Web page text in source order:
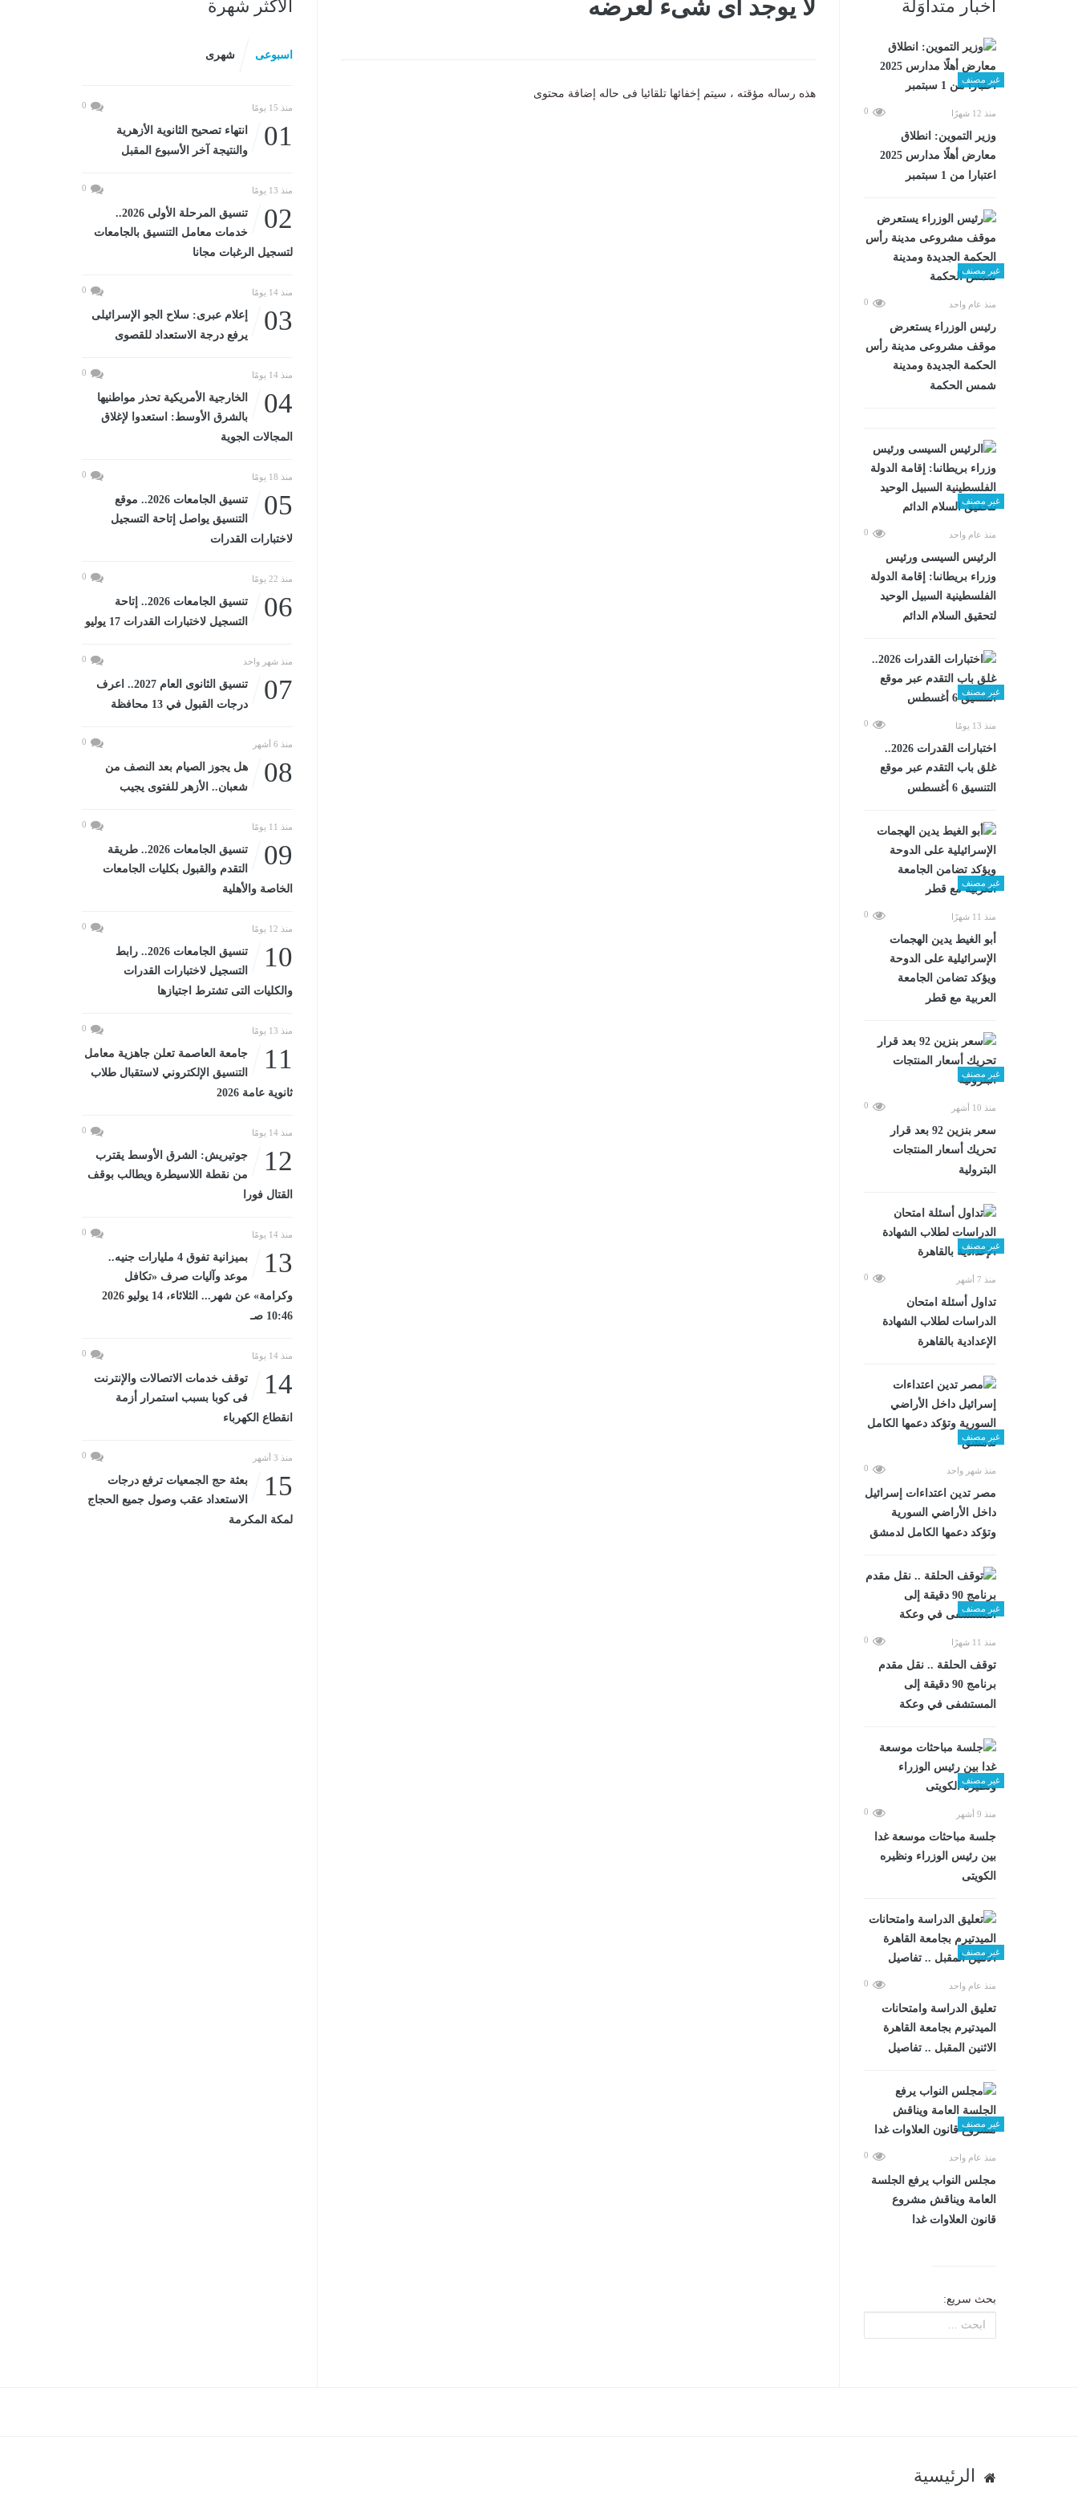
أخبار متداوَلة
غير مصنف
منذ 12 شهرًا 0
وزير التموين: انطلاق
معارض أهلًا مدارس 2025
اعتبارا من 1 سبتمبر
غير مصنف
منذ عام واحد 0
رئيس الوزراء يستعرض
موقف مشروعى مدينة رأس
الحكمة الجديدة ومدينة
شمس الحكمة
غير مصنف
منذ عام واحد 0
الرئيس السيسى ورئيس
وزراء بريطانىا: إقامة الدولة
الفلسطينية السبيل الوحيد
لتحقيق السلام الدائم
غير مصنف
منذ 13 يومًا 0
اختبارات القدرات 2026..
غلق باب التقدم عبر موقع
التنسيق 6 أغسطس
غير مصنف
منذ 11 شهرًا 0
أبو الغيط يدين الهجمات
الإسرائيلية على الدوحة
ويؤكد تضامن الجامعة
العربية مع قطر
غير مصنف
منذ 10 أشهر 0
سعر بنزين 92 بعد قرار
تحريك أسعار المنتجات
البترولية
غير مصنف
منذ 7 أشهر 0
تداول أسئلة امتحان
الدراسات لطلاب الشهادة
الإعدادية بالقاهرة
غير مصنف
منذ شهر واحد 0
مصر تدين اعتداءات إسرائيل
داخل الأراضي السورية
وتؤكد دعمها الكامل لدمشق
غير مصنف
منذ 11 شهرًا 0
توقف الحلقة .. نقل مقدم
برنامج 90 دقيقة إلى
المستشفى في وعكة
غير مصنف
منذ 9 أشهر 0
جلسة مباحثات موسعة غدا
بين رئيس الوزراء ونظيره
الكويتى
غير مصنف
منذ عام واحد 0
تعليق الدراسة وامتحانات
الميدتيرم بجامعة القاهرة
الاثنين المقبل .. تفاصيل
غير مصنف
منذ عام واحد 0
مجلس النواب يرفع الجلسة
العامة ويناقش مشروع
قانون العلاوات غدا
بحث سريع:
لا يوجد أى شىء لعرضه
هذه رساله مؤقته ، سيتم إخفائها تلقائيا فى حاله إضافة محتوى
الأكثر شهرة
اسبوعى شهرى
منذ 15 يومًا 0
01
انتهاء تصحيح الثانوية الأزهرية
والنتيجة آخر الأسبوع المقبل
منذ 13 يومًا 0
02
تنسيق المرحلة الأولى 2026..
خدمات معامل التنسيق بالجامعات
لتسجيل الرغبات مجانا
منذ 14 يومًا 0
03
إعلام عبرى: سلاح الجو الإسرائيلى
يرفع درجة الاستعداد للقصوى
منذ 14 يومًا 0
04
الخارجية الأمريكية تحذر مواطنيها
بالشرق الأوسط: استعدوا لإغلاق
المجالات الجوية
منذ 18 يومًا 0
05
تنسيق الجامعات 2026.. موقع
التنسيق يواصل إتاحة التسجيل
لاختبارات القدرات
منذ 22 يومًا 0
06
تنسيق الجامعات 2026.. إتاحة
التسجيل لاختبارات القدرات 17 يوليو
منذ شهر واحد 0
07
تنسيق الثانوى العام 2027.. اعرف
درجات القبول في 13 محافظة
منذ 6 أشهر 0
08
هل يجوز الصيام بعد النصف من
شعبان.. الأزهر للفتوى يجيب
منذ 11 يومًا 0
09
تنسيق الجامعات 2026.. طريقة
التقدم والقبول بكليات الجامعات
الخاصة والأهلية
منذ 12 يومًا 0
10
تنسيق الجامعات 2026.. رابط
التسجيل لاختبارات القدرات
والكليات التى تشترط اجتيازها
منذ 13 يومًا 0
11
جامعة العاصمة تعلن جاهزية معامل
التنسيق الإلكتروني لاستقبال طلاب
ثانوية عامة 2026
منذ 14 يومًا 0
12
جوتيريش: الشرق الأوسط يقترب
من نقطة اللاسيطرة ويطالب بوقف
القتال فورا
منذ 14 يومًا 0
13
بميزانية تفوق 4 مليارات جنيه..
موعد وآليات صرف «تكافل
وكرامة» عن شهر... الثلاثاء، 14 يوليو 2026
10:46 صـ
منذ 14 يومًا 0
14
توقف خدمات الاتصالات والإنترنت
فى كوبا بسبب استمرار أزمة
انقطاع الكهرباء
منذ 3 أشهر 0
15
بعثة حج الجمعيات ترفع درجات
الاستعداد عقب وصول جميع الحجاج
لمكة المكرمة
الرئيسية